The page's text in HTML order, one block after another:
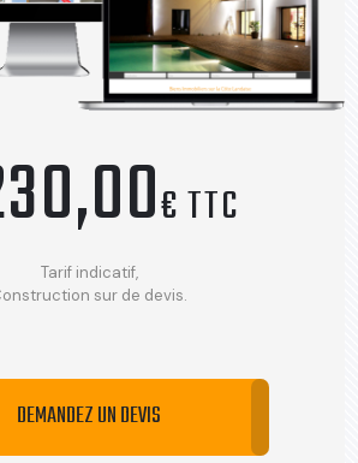
€ TTC
Tarif indicatif,
sur de devis.
DEMANDEZ UN DEVIS